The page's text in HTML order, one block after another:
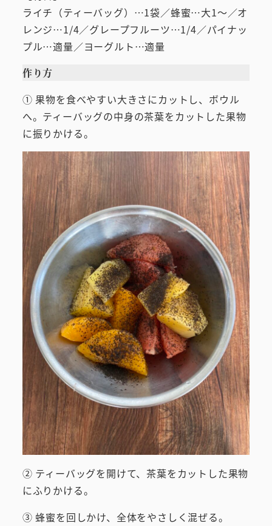
ライチ（ティーバッグ）…1袋／蜂蜜…大1～／オ
レンジ…1/4／グレープフルーツ…1/4／パイナッ
プル…適量／ヨーグルト…適量
作り方
① 果物を食べやすい大きさにカットし、ボウル
へ。ティーバッグの中身の茶葉をカットした果物
に振りかける。
② ティーバッグを開けて、茶葉をカットした果物
にふりかける。
③ 蜂蜜を回しかけ、全体をやさしく混ぜる。